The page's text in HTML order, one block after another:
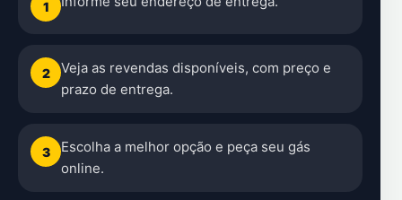
1
2
Veja as revendas disponíveis, com preço e
prazo de entrega.
3
Escolha a melhor opção e peça seu gás
online.